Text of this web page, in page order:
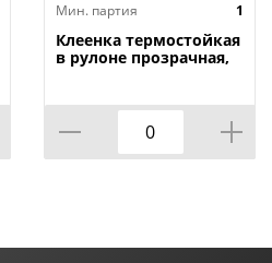
Мин. партия
1
Клеенка термостойкая
в рулоне прозрачная,
HOZBAT